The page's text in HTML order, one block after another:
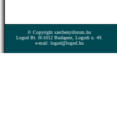
© Copyright szechenyiforum.hu
Logod Bt. H-1012 Budapest, Logodi u. 49.
e-mail: logod@logod.hu